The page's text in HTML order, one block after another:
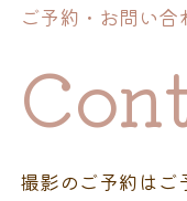
ご予約・お問い合
撮影のご予約は